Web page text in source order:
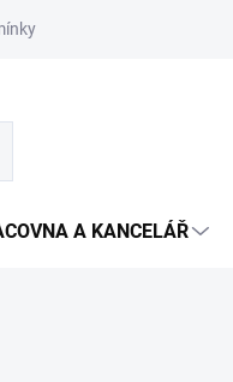
Podmínky ochrany
A KANCELÁŘ